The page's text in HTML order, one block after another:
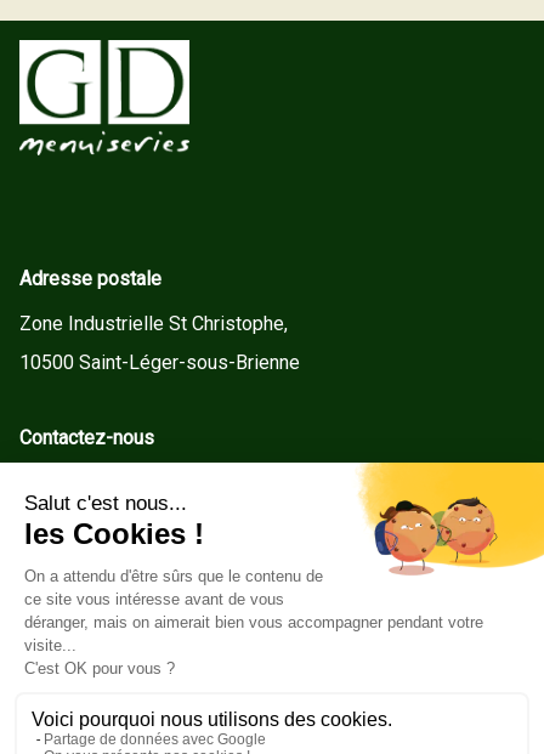
Adresse postale
Zone Industrielle St Christophe,
10500 Saint-Léger-sous-Brienne
Contactez-nous
Tel : +33(0)3 25 92 78 60
Service client
Conditions Générales de Vente
Mentions légales
Politique de cookies